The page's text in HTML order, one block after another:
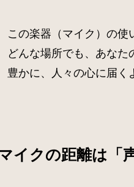
この楽器（マイク）の使
どんな場所でも、あなた
豊かに、人々の心に届く
イクの距離は「